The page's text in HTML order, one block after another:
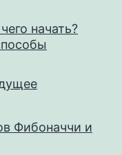
начать?
Фибоначчи и